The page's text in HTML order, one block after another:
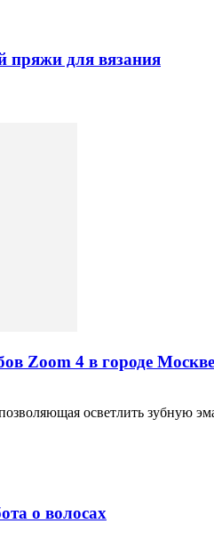
пряжи для вязания
Zoom 4 в городе Москве
осветлить зубную
о волосах